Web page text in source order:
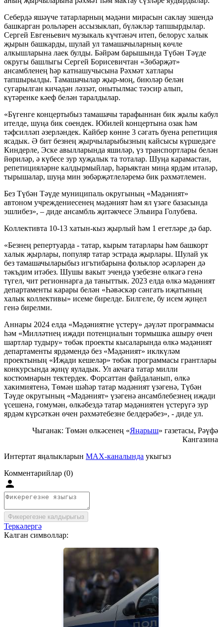
Себердә яшәүче татарларның мәдәни мирасын саклау эшендә
башкарган рольләрен ассызыклап, бүләкләр тапшырдылар.
Сергей Евгеньевич музыкаль күчтәнәч итеп, белорус халык
җырын башкарды, шулай ул тамашачыларның көчле
алкышларына лаек булды. Бәйрәм барышында Түбән Тәүде
округы башлыгы Сергей Борисевичтан «Зөбәрҗәт»
ансамбленең һәр катнашучысына Рәхмәт хатлары
тапшырылды. Тамашачылар җыр-моң, биюләр белән
сугарылган кичәдән ләззәт, онытылмас тәэсир алып,
күтәренке кәеф белән таралдылар.
«Бүгенге концертыбыз тамашачы тарафыннан бик җылы кабул
ителде, шуңа бик сөендек. Юбилей концертына озак һәм
тәфсилләп әзерләндек. Кайбер көнне 3 сәгать буена репетиция
ясадык. Ә бит безнең җырчыларыбызның кайсысы күршедәге
Киндерле, Эске авылларында яшиләр, үз транспортлары белән
йөриләр, ә күбесе зур хуҗалык та тоталар. Шуңа карамастан,
репетицияләрне калдырмыйлар, һәрьяктан миңа ярдәм итәләр,
тырышалар, шуңа мин зөбәрҗәтлеләремә бик рәхмәтлемен.
Без Түбән Тәүде муниципаль округының «Мәдәният»
автоном учреждениесенең мәдәният һәм ял үзәге базасында
эшлибез», – диде ансамбль җитәкчесе Эльвира Голубева.
Коллективта 10-13 хатын-кыз җырлый һәм 1 егетләре дә бар.
«Безнең репертуарда - татар, кырым татарлары һәм башкорт
халык җырлары, популяр татар эстрада җырлары. Шулай ук
без тамашачыларыбыз игътибарына фольклор әсәрләрен дә
тәкъдим итәбез. Шушы вакыт эчендә үзебезне өлкәгә генә
түгел, чит регионнарга да таныттык. 2023 елда өлкә мәдәният
департаменты карары белән «Һәвәскәр сәнгать иҗатының
халык коллективы» исеме бирелде. Билгеле, бу исем җиңел
генә бирелми.
Аннары 2024 елда «Мәдәниятне үстерү» дәүләт программасы
һәм «Милләтнең иҗади потенциалын тормышка ашыру өчен
шартлар тудыру» төбәк проекты кысаларында өлкә мәдәният
департаменты ярдәмендә без «Мәдәният» иклкүләм
проектының «Иҗади кешеләр» төбәк программасы грантлары
конкурсында җиңү яуладык. Ул акчага татар милли
костюмнарын тектердек. Форсаттан файдаланып, өлкә
хакимиятенә, Төмән шәһәр татар мәдәният үзәгенә, Түбән
Тәүде округының «Мәдәният» үзәгенә ансамблебезнең иҗади
үсешенә, гомумән, өлкәбездә татар мәдәниятен үстерүгә зур
ярдәм күрсәткән өчен рәхмәтебезне белдерәбез», - диде ул.
Чыганак: Төмән өлкәсенең «Яңарыш» газетасы, Рәүфә
Кангазина
Интертат яңалыкларын MAX-каналында укыгыз
Комментарийлар (0)
Фикерегезне калдырыгыз
Теркәлергә
Калган символлар: